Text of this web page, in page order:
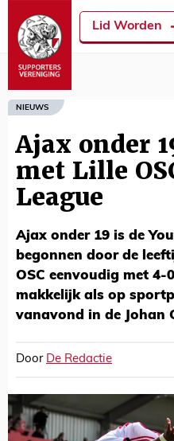
Lid Worden
NIEUWS
Ajax onder
met Lille
League
Ajax onder 19 is de
begonnen door de
OSC eenvoudig met 4-
makkelijk als op
vanavond in de Johan
Door De Redactie